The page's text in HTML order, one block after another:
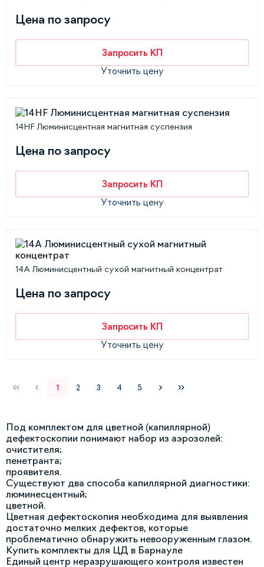
Цена по запросу
Запросить КП
Уточнить цену
14HF Люминисцентная магнитная суспензия
Цена по запросу
Запросить КП
Уточнить цену
14A Люминисцентный сухой магнитный концентрат
Цена по запросу
Запросить КП
Уточнить цену
1 2 3 4 5
Под комплектом для цветной (капиллярной)
дефектоскопии понимают набор из аэрозолей:
очистителя;
пенетранта;
проявителя.
Существуют два способа капиллярной диагностики:
люминесцентный;
цветной.
Цветная дефектоскопия необходима для выявления
достаточно мелких дефектов, которые
проблематично обнаружить невооруженным глазом.
Купить комплекты для ЦД в Барнауле
Единый центр неразрушающего контроля известен